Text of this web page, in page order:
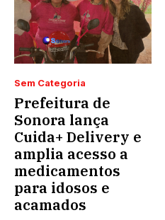
Sem Categoria
Prefeitura de
Sonora lança
Cuida+ Delivery e
amplia acesso a
medicamentos
para idosos e
acamados